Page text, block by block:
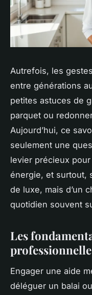
Autrefois, les
entre générations
petites astuces de
parquet ou
Aujourd’hui, ce
seulement une
levier précieux
énergie, et surtout,
de luxe, mais d’un
quotidien souvent
Les
professionnelle
Engager une aide
déléguer un balai